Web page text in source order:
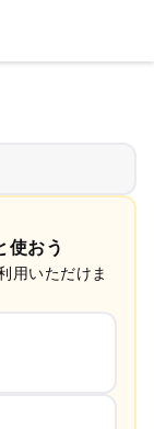
使おう
用いただけま